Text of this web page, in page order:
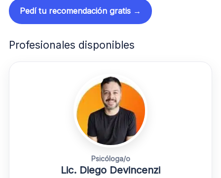
Pedí tu recomendación gratis →
Profesionales disponibles
Psicóloga/o
Lic. Diego Devincenzi